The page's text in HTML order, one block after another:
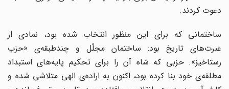
دعوت کردند.
ساختمانی که برای این منظور انتخاب شده بود، نمادی از
عبرت‌های تاریخ بود: ساختمان مجلّل و چندطبقه‌ی «حزب
رستاخیز». حزبی که شاه آن را برای تحکیم پایه‌های استبداد
مطلقه‌ی خود بنا کرده بود، اکنون به اراده‌ی الهی متلاشی شده و